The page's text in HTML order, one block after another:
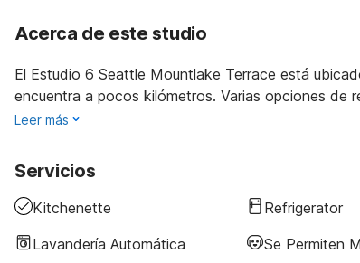
Acerca de este studio
El Estudio 6 Seattle Mountlake Terrace está
encuentra a pocos kilómetros. Varias opciones de
Leer más
Servicios
Kitchenette Refrigerator
Lavandería Automática
Se Permiten